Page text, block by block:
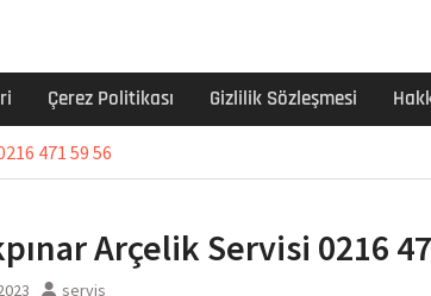
Çerez Politikası Gizlilik Sözleşmesi
471 59 56
Arçelik Servisi 0216
servis